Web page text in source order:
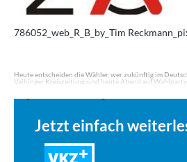
786052_web_R_B_by_Tim
Heute entscheiden die Wähler, wer zukünftig im
Vaihinger Kreiszeitung sind heute Abend auf
Jetzt einfach
VKZ